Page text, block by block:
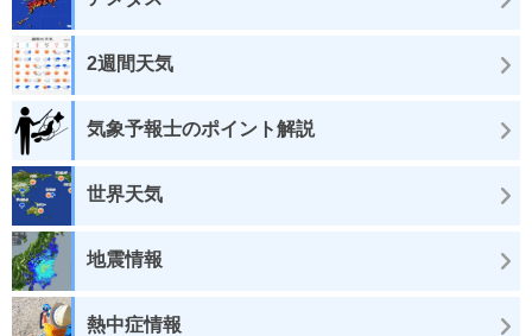
2週間天気
気象予報士のポイント解説
世界天気
地震情報
熱中症情報